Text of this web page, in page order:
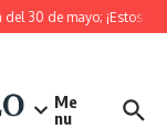
del 30 de mayo; ¡Estos
Me
nu